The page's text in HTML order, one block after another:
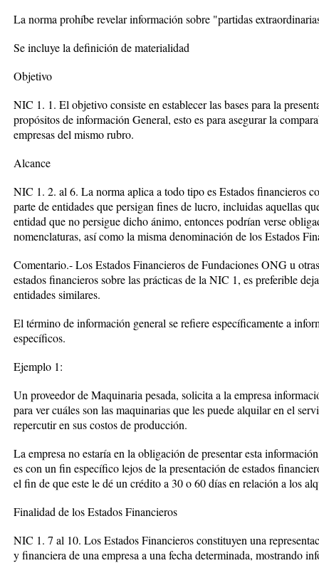
La norma prohíbe revelar información sobre "partidas
Se incluye la definición de materialidad
Objetivo
NIC 1. 1. El objetivo consiste en establecer las bases para la
propósitos de información General, esto es para asegurar la
empresas del mismo rubro.
Alcance
NIC 1. 2. al 6. La norma aplica a todo tipo es Estados financieros
parte de entidades que persigan fines de lucro, incluidas aquellas
entidad que no persigue dicho ánimo, entonces podrían verse
nomenclaturas, así como la misma denominación de los Estados
Comentario.- Los Estados Financieros de Fundaciones ONG u
estados financieros sobre las prácticas de la NIC 1, es preferible
entidades similares.
El término de información general se refiere específicamente a
específicos.
Ejemplo 1:
Un proveedor de Maquinaria pesada, solicita a la empresa
para ver cuáles son las maquinarias que les puede alquilar en el
repercutir en sus costos de producción.
La empresa no estaría en la obligación de presentar esta
es con un fin específico lejos de la presentación de estados
el fin de que este le dé un crédito a 30 o 60 días en relación a los
Finalidad de los Estados Financieros
NIC 1. 7 al 10. Los Estados Financieros constituyen una
y financiera de una empresa a una fecha determinada, mostrando